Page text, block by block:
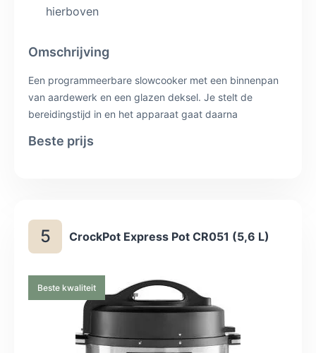
hierboven
Omschrijving
Een programmeerbare slowcooker met een binnenpan
van aardewerk en een glazen deksel. Je stelt de
bereidingstijd in en het apparaat gaat daarna
doorgaart. Aardewerk heeft als voordeel dat er geen
Beste prijs
5 CrockPot Express Pot CR051 (5,6 L)
Beste kwaliteit